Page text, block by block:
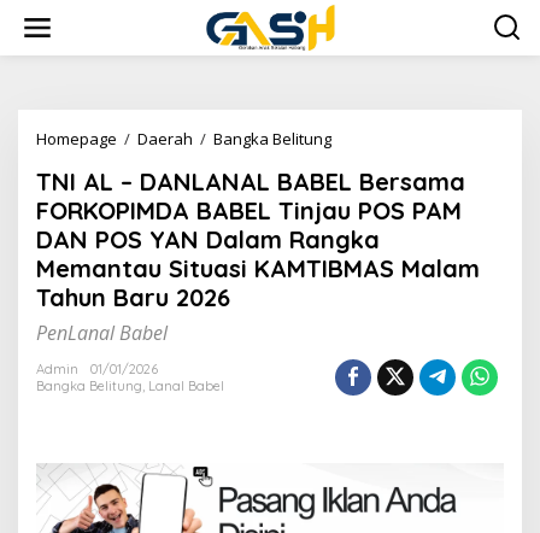
konten
Homepage / Daerah / Bangka BelitungTNI
-
DANLANAL
BABEL
Bersama
FORKOPIMDA
PAM
DAN
POS
Memantau
Situasi
TNI AL – DANLANAL BABEL Bersama
FORKOPIMDA BABEL Tinjau POS PAM
DAN POS YAN Dalam Rangka
Memantau Situasi KAMTIBMAS Malam
Tahun Baru 2026
PenLanal Babel
Admin
01/01/2026
Bangka Belitung, Lanal Babel